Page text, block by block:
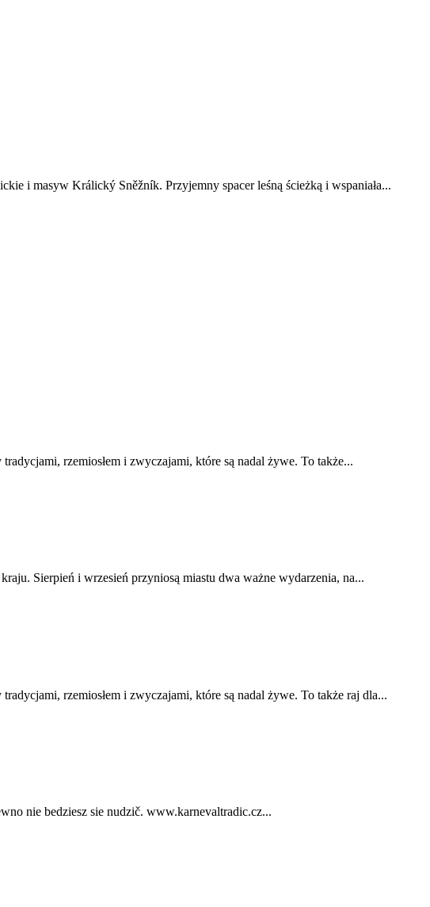
i masyw Králický Sněžník. Przyjemny spacer leśną ścieżką i wspaniała...
rzemiosłem i zwyczajami, które są nadal żywe. To także...
Sierpień i wrzesień przyniosą miastu dwa ważne wydarzenia, na...
rzemiosłem i zwyczajami, które są nadal żywe. To także raj dla...
nie bedziesz sie nudzič. www.karnevaltradic.cz...